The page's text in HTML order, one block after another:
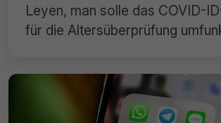
Leyen, man solle das COVID-
für die Altersüberprüfung